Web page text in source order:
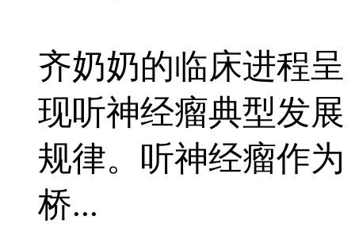
齐奶奶的临床进程呈
现听神经瘤典型发展
规律。听神经瘤作为
桥...